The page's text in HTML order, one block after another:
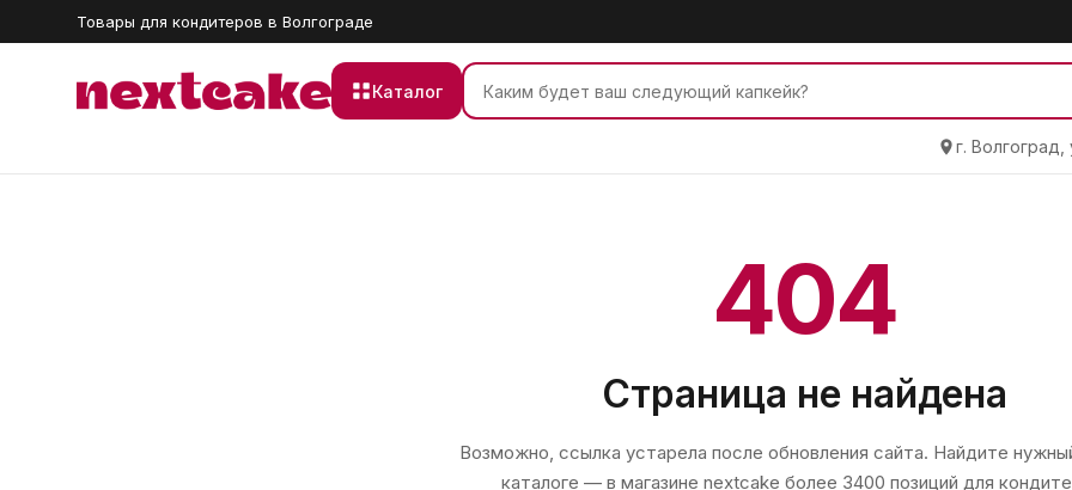
Товары для кондитеров в Волгограде
Каталог
г.
404
Страница не найдена
Возможно, ссылка устарела после обновления сайта. Найдите
каталоге — в магазине nextcake более 3400 позиций для